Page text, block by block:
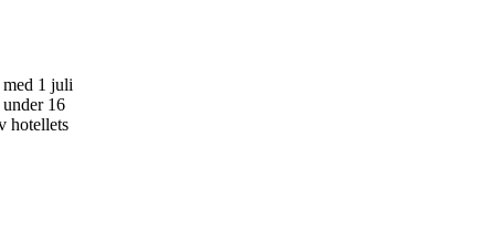
med 1 juli
16
hotellets